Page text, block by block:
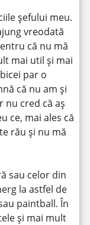
șefului meu.
vreodată
că nu mă
mai util și mai
par o
că nu am și
nu cred că aș
ce, mai ales că
rău și nu mă
sau celor din
la astfel de
paintball. În
și mai mult